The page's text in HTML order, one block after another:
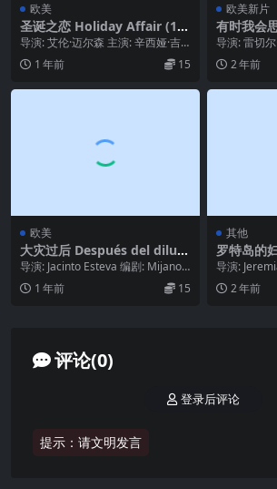
欧美
圣诞之恋 Holiday Affair (19
96)
导演: 艾伦·迈尔森 主演: 辛西娅·吉
布 / 大卫·詹姆斯·艾略特 / Cur...
1 年前 15
欧美新片
有时我会
s I Think
3)
导演: 雷切
mento /
2 年前
欧美
大灾过后 Después del diluvi
o (1968)
导演: Jacinto Esteva 编剧: Mijanou
Bardot / ...
1 年前 15
其他
罗特岛的
Rote
导演:
emias
2 年前
评论(0)
提示：请文明发言
登录后评论